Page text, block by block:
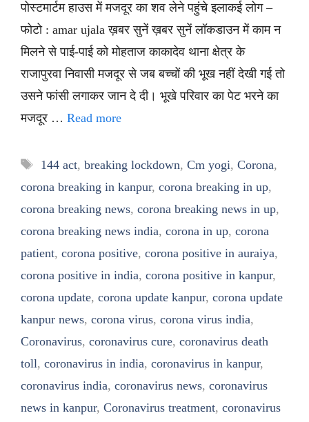
पोस्टमार्टम हाउस में मजदूर का शव लेने पहुंचे इलाकई लोग –
फोटो : amar ujala ख़बर सुनें ख़बर सुनें लॉकडाउन में काम न
मिलने से पाई-पाई को मोहताज काकादेव थाना क्षेत्र के
राजापुरवा निवासी मजदूर से जब बच्चों की भूख नहीं देखी गई तो
उसने फांसी लगाकर जान दे दी। भूखे परिवार का पेट भरने का
मजदूर … Read more
Tags
144 act, breaking lockdown, Cm yogi, Corona,
corona breaking in kanpur, corona breaking in up,
corona breaking news, corona breaking news in up,
corona breaking news india, corona in up, corona
patient, corona positive, corona positive in auraiya,
corona positive in india, corona positive in kanpur,
corona update, corona update kanpur, corona update
kanpur news, corona virus, corona virus india,
Coronavirus, coronavirus cure, coronavirus death
toll, coronavirus in india, coronavirus in kanpur,
coronavirus india, coronavirus news, coronavirus
news in kanpur, Coronavirus treatment, coronavirus